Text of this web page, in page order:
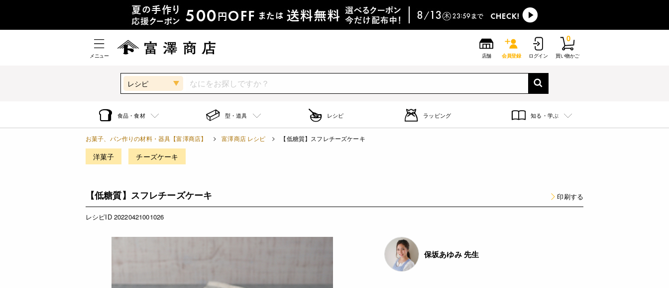
メニュー 店舗 会員登録 ログイン 買い物かご
0
レシピ
食品・食材 型・道具 レシピ ラッピング 知る・学ぶ
お菓子、パン作りの材料・器具【富澤商店】 富澤商店 レシピ 【低糖質】スフレチーズケーキ
洋菓子 チーズケーキ
【低糖質】スフレチーズケーキ 印刷する
レシピID 20220421001026
保坂あゆみ 先生